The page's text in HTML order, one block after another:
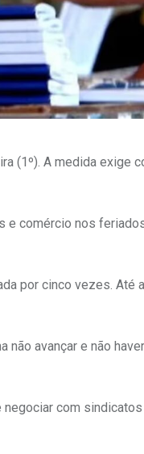
(1º). A medida exige
e comércio nos
por cinco vezes. Até
avançar e não
com